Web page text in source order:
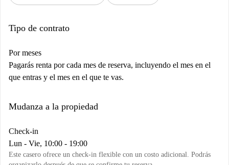
Tipo de contrato
Por meses
Pagarás renta por cada mes de reserva, incluyendo el mes en el
que entras y el mes en el que te vas.
Mudanza a la propiedad
Check-in
Lun - Vie, 10:00 - 19:00
Este casero ofrece un check-in flexible con un costo adicional. Podrás